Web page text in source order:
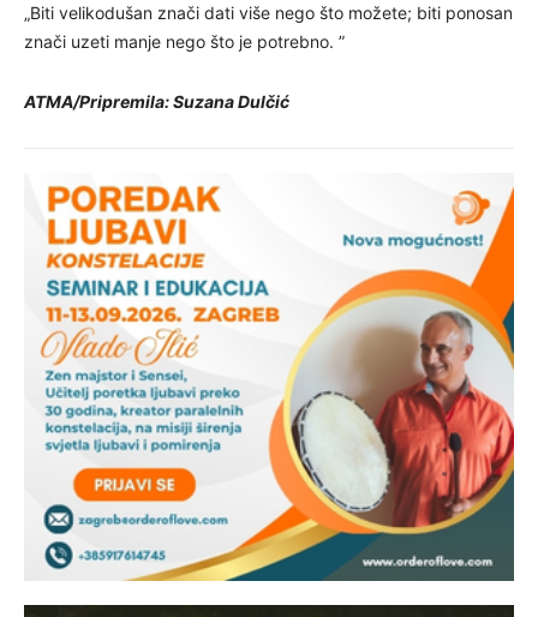
„Biti velikodušan znači dati više nego što možete; biti ponosan
znači uzeti manje nego što je potrebno. ”
ATMA/Pripremila: Suzana Dulčić